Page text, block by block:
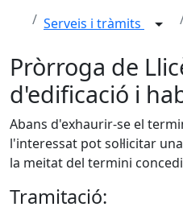
Serveis i tràmits
Pròrroga de
d'edificació i
Abans d'exhaurir-se el
l'interessat pot sol·licitar
la meitat del termini
Tramitació: